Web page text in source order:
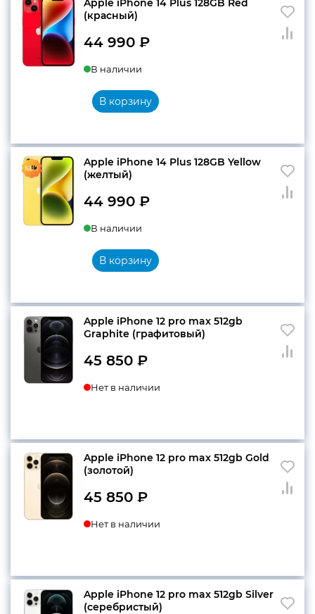
Apple iPhone 14 Plus 128GB Red
(красный)
44 990 ₽
В наличии
В корзину
Apple iPhone 14 Plus 128GB Yellow
(желтый)
44 990 ₽
В наличии
В корзину
Apple iPhone 12 pro max 512gb
Graphite (графитовый)
45 850 ₽
Нет в наличии
Apple iPhone 12 pro max 512gb Gold
(золотой)
45 850 ₽
Нет в наличии
Apple iPhone 12 pro max 512gb Silver
(серебристый)